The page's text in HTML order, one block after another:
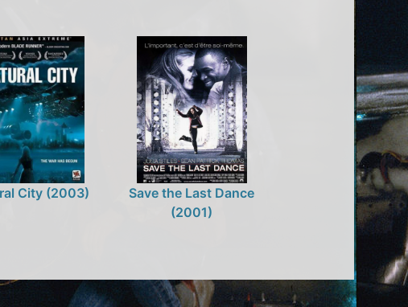
City (2003)
Save the Last Dance
(2001)